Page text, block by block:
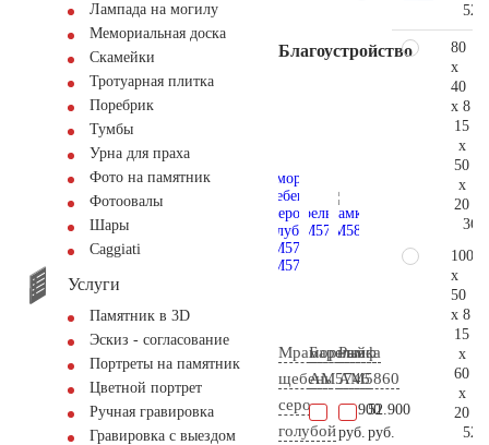
Лампада на могилу
Мемориальная доска
Скамейки
Тротуарная плитка
Поребрик
Тумбы
Урна для праха
Фото на памятник
Фотоовалы
Шары
Сaggiati
Услуги
Памятник в 3D
Эскиз - согласование
Портреты на памятник
Цветной портрет
Ручная гравировка
Гравировка с выездом
Благоустройство
Мраморный
щебень
серо-
голубой
Барельеф
AM5746
14.900
руб.
Рамка
AM5860
52.900
руб.
80
x
40
x 8
15
x
50
x
20
100
x
50
x 8
15
x
60
x
20